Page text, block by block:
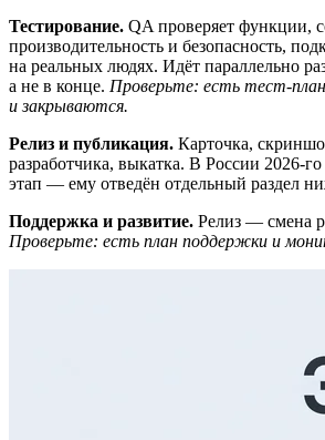
Тестирование. QA проверяет функции,
производительность и безопасность,
на реальных людях. Идёт параллельно
а не в конце. Проверьте: есть тест-
и закрываются.
Релиз и публикация. Карточка,
разработчика, выкатка. В России 2026-
этап — ему отведён отдельный раздел
Поддержка и развитие. Релиз — смена
Проверьте: есть план поддержки и